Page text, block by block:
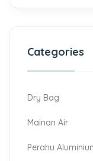
Categories
Dry Bag
Mainan Air
Perahu